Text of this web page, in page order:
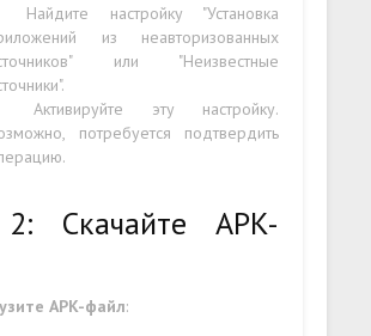
Найдите настройку "Установка
из неавторизованных
или "Неизвестные
Активируйте эту настройку.
потребуется подтвердить
Скачайте APK-
APK-файл: